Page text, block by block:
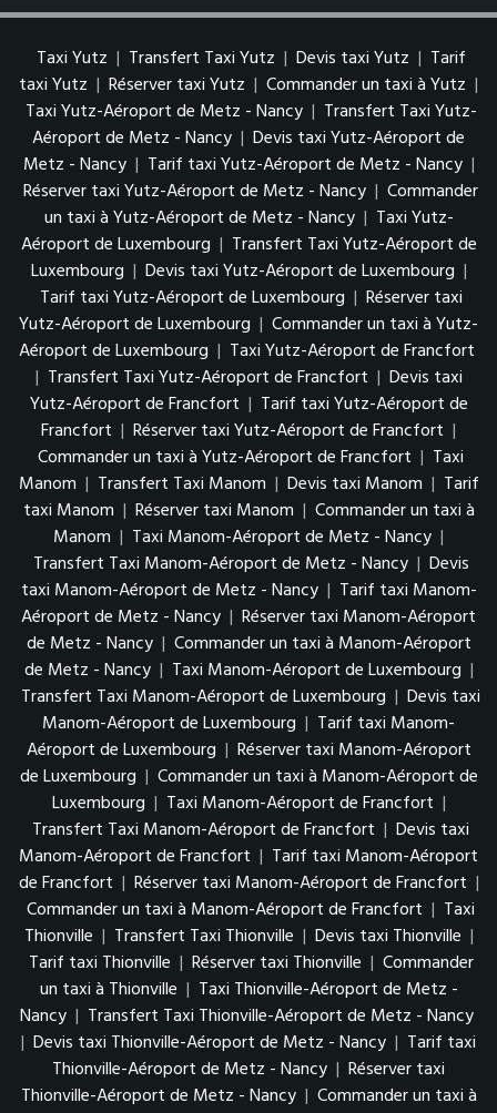
Taxi Yutz | Transfert Taxi Yutz | Devis taxi Yutz | Tarif
taxi Yutz | Réserver taxi Yutz | Commander un taxi à Yutz |
Taxi Yutz-Aéroport de Metz - Nancy | Transfert Taxi Yutz-
Aéroport de Metz - Nancy | Devis taxi Yutz-Aéroport de
Metz - Nancy | Tarif taxi Yutz-Aéroport de Metz - Nancy |
Réserver taxi Yutz-Aéroport de Metz - Nancy | Commander
un taxi à Yutz-Aéroport de Metz - Nancy | Taxi Yutz-
Aéroport de Luxembourg | Transfert Taxi Yutz-Aéroport de
Luxembourg | Devis taxi Yutz-Aéroport de Luxembourg |
Tarif taxi Yutz-Aéroport de Luxembourg | Réserver taxi
Yutz-Aéroport de Luxembourg | Commander un taxi à Yutz-
Aéroport de Luxembourg | Taxi Yutz-Aéroport de Francfort
| Transfert Taxi Yutz-Aéroport de Francfort | Devis taxi
Yutz-Aéroport de Francfort | Tarif taxi Yutz-Aéroport de
Francfort | Réserver taxi Yutz-Aéroport de Francfort |
Commander un taxi à Yutz-Aéroport de Francfort | Taxi
Manom | Transfert Taxi Manom | Devis taxi Manom | Tarif
taxi Manom | Réserver taxi Manom | Commander un taxi à
Manom | Taxi Manom-Aéroport de Metz - Nancy |
Transfert Taxi Manom-Aéroport de Metz - Nancy | Devis
taxi Manom-Aéroport de Metz - Nancy | Tarif taxi Manom-
Aéroport de Metz - Nancy | Réserver taxi Manom-Aéroport
de Metz - Nancy | Commander un taxi à Manom-Aéroport
de Metz - Nancy | Taxi Manom-Aéroport de Luxembourg |
Transfert Taxi Manom-Aéroport de Luxembourg | Devis taxi
Manom-Aéroport de Luxembourg | Tarif taxi Manom-
Aéroport de Luxembourg | Réserver taxi Manom-Aéroport
de Luxembourg | Commander un taxi à Manom-Aéroport de
Luxembourg | Taxi Manom-Aéroport de Francfort |
Transfert Taxi Manom-Aéroport de Francfort | Devis taxi
Manom-Aéroport de Francfort | Tarif taxi Manom-Aéroport
de Francfort | Réserver taxi Manom-Aéroport de Francfort |
Commander un taxi à Manom-Aéroport de Francfort | Taxi
Thionville | Transfert Taxi Thionville | Devis taxi Thionville |
Tarif taxi Thionville | Réserver taxi Thionville | Commander
un taxi à Thionville | Taxi Thionville-Aéroport de Metz -
Nancy | Transfert Taxi Thionville-Aéroport de Metz - Nancy
| Devis taxi Thionville-Aéroport de Metz - Nancy | Tarif taxi
Thionville-Aéroport de Metz - Nancy | Réserver taxi
Thionville-Aéroport de Metz - Nancy | Commander un taxi à